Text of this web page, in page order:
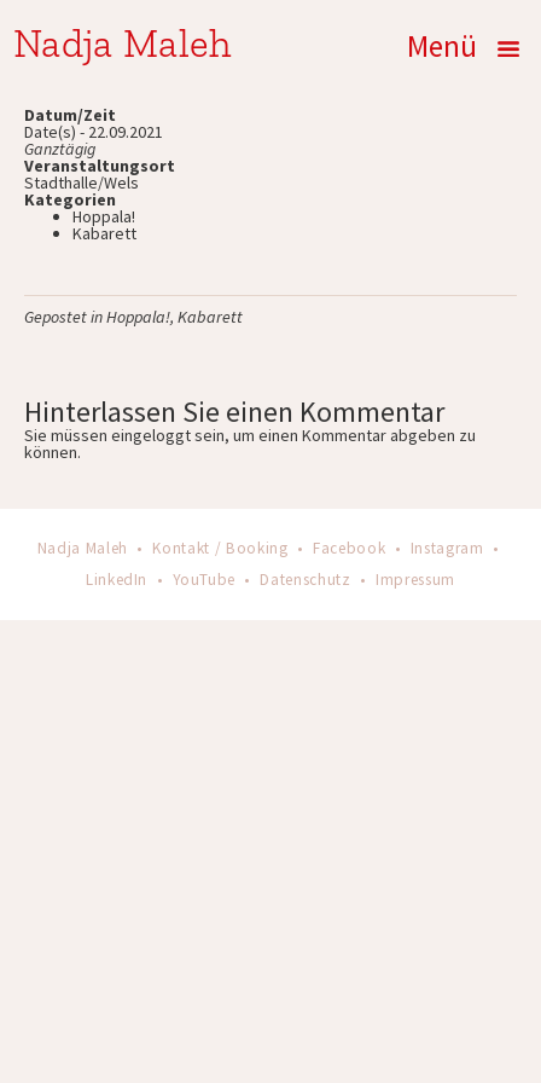
Nadja Maleh Menü
Datum/Zeit
Date(s) - 22.09.2021
Ganztägig
Veranstaltungsort
Stadthalle/Wels
Kategorien
Hoppala!
Kabarett
Gepostet inHoppala!, Kabarett
Hinterlassen Sie einen Kommentar
Sie müssen eingeloggtsein, um einen Kommentar abgeben zu
können.
Nadja Maleh • Kontakt / Booking • Facebook • Instagram •
LinkedIn
• YouTube • Datenschutz • Impressum